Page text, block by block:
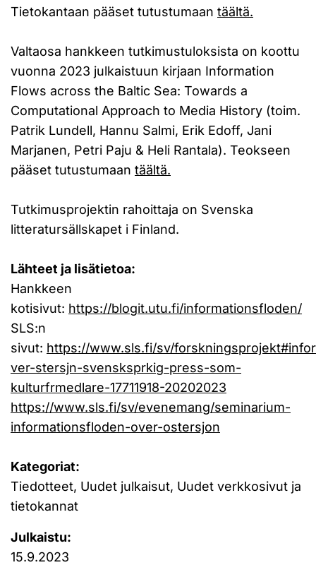
Tietokantaan pääset tutustumaan täältä.
Valtaosa hankkeen tutkimustuloksista on koottu
vuonna 2023 julkaistuun kirjaan Information
Flows across the Baltic Sea: Towards a
Computational Approach to Media History (toim.
Patrik Lundell, Hannu Salmi, Erik Edoff, Jani
Marjanen, Petri Paju & Heli Rantala). Teokseen
pääset tutustumaan täältä.
Tutkimusprojektin rahoittaja on Svenska
litteratursällskapet i Finland.
Lähteet ja lisätietoa:
Hankkeen
kotisivut: https://blogit.utu.fi/informationsfloden/
SLS:n
sivut: https://www.sls.fi/sv/
ver-stersjn-svensksprkig-press-som-
kulturfrmedlare-17711918-20202023
https://www.sls.fi/sv/evenemang/seminarium-
informationsfloden-over-ostersjon
Kategoriat:
Tiedotteet, Uudet julkaisut, Uudet verkkosivut ja
tietokannat
Julkaistu:
15.9.2023